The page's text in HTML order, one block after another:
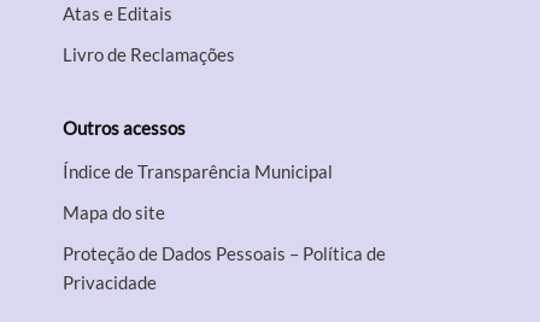
Atas e Editais
Livro de Reclamações
Outros acessos
Índice de Transparência Municipal
Mapa do site
Proteção de Dados Pessoais – Política de
Privacidade